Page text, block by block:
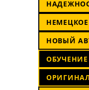
НОВЫЙ